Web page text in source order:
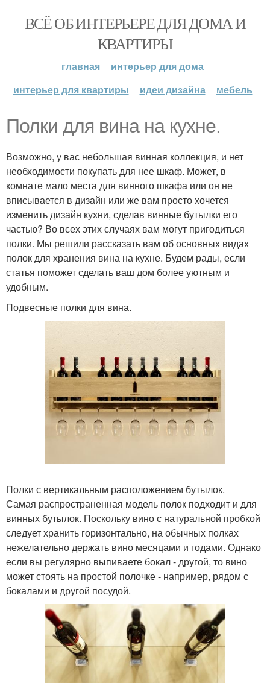
ВСЁ ОБ ИНТЕРЬЕРЕ ДЛЯ ДОМА И
КВАРТИРЫ
главная
интерьер для дома
интерьер для квартиры
идеи дизайна мебель
Полки для вина на кухне.
Возможно, у вас небольшая винная коллекция, и нет
необходимости покупать для нее шкаф. Может, в
комнате мало места для винного шкафа или он не
вписывается в дизайн или же вам просто хочется
изменить дизайн кухни, сделав винные бутылки его
частью? Во всех этих случаях вам могут пригодиться
полки. Мы решили рассказать вам об основных видах
полок для хранения вина на кухне. Будем рады, если
статья поможет сделать ваш дом более уютным и
удобным.
Подвесные полки для вина.
Полки с вертикальным расположением бутылок.
Самая распространенная модель полок подходит и для
винных бутылок. Поскольку вино с натуральной пробкой
следует хранить горизонтально, на обычных полках
нежелательно держать вино месяцами и годами. Однако
если вы регулярно выпиваете бокал - другой, то вино
может стоять на простой полочке - например, рядом с
бокалами и другой посудой.